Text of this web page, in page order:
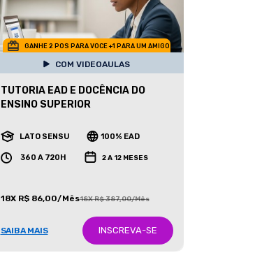
GANHE 2 POS PARA VOCE +1 PARA UM AMIGO
COM VIDEOAULAS
TUTORIA EAD E DOCÊNCIA DO
ENSINO SUPERIOR
LATO SENSU 100% EAD
360 A 720H 2 A 12 MESES
18X R$ 86,00/Mês18X R$ 387,00/Mês
SAIBA MAIS INSCREVA-SE